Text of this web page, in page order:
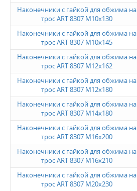
Наконечники с гайкой для обжима на
трос ART 8307 M10x130
Наконечники с гайкой для обжима на
трос ART 8307 M10x145
Наконечники с гайкой для обжима на
трос ART 8307 M12x162
Наконечники с гайкой для обжима на
трос ART 8307 M12x180
Наконечники с гайкой для обжима на
трос ART 8307 M14x180
Наконечники с гайкой для обжима на
трос ART 8307 M16x200
Наконечники с гайкой для обжима на
трос ART 8307 M16x210
Наконечники с гайкой для обжима на
трос ART 8307 M20x230